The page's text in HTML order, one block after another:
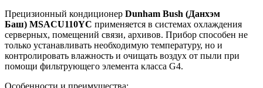
Прецизионный кондиционер Dunham Bush (Данхэм
Баш) MSACU110YC применяется в системах охлаждения
серверных, помещений связи, архивов. Прибор способен не
только устанавливать необходимую температуру, но и
контролировать влажность и очищать воздух от пыли при
помощи фильтрующего элемента класса G4.